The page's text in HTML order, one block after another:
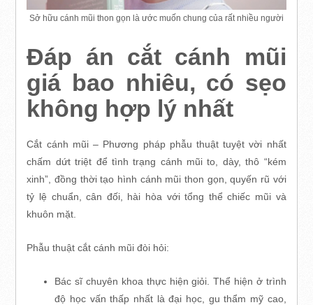
Sở hữu cánh mũi thon gọn là ước muốn chung của rất nhiều người
Đáp án cắt cánh mũi
giá bao nhiêu, có sẹo
không hợp lý nhất
Cắt cánh mũi – Phương pháp phẫu thuật tuyệt vời nhất
chấm dứt triệt để tình trạng cánh mũi to, dày, thô “kém
xinh”, đồng thời tạo hình cánh mũi thon gọn, quyến rũ với
tỷ lệ chuẩn, cân đối, hài hòa với tổng thể chiếc mũi và
khuôn mặt.
Phẫu thuật cắt cánh mũi đòi hỏi:
Bác sĩ chuyên khoa thực hiện giỏi. Thể hiện ở trình
độ học vấn thấp nhất là đại học, gu thẩm mỹ cao,